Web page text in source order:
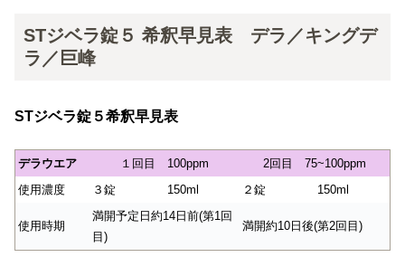
STジベラ錠５ 希釈早見表 デラ／キングデ
ラ／巨峰
STジベラ錠５希釈早見表
デラウエア １回目 100ppm
2回目 75~100ppm
使用濃度
３錠 150ml ２錠 150ml
使用時期
満開予定日約14日前(第1回
目)
満開約10日後(第2回目)